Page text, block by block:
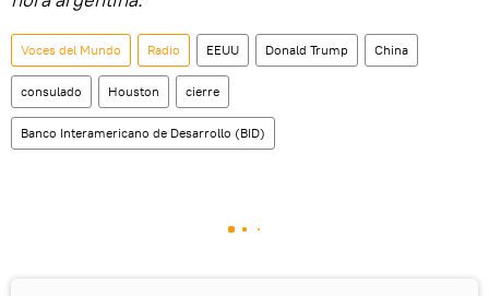
Voces del Mundo Radio EEUU Donald Trump China
consulado Houston cierre
Banco Interamericano de Desarrollo (BID)